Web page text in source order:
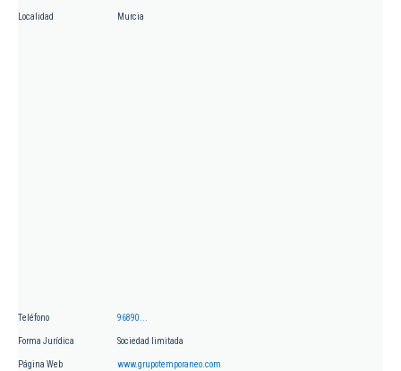
Localidad Murcia
Teléfono 96890...
Forma Jurídica Sociedad limitada
Página Web www.grupotemporaneo.com